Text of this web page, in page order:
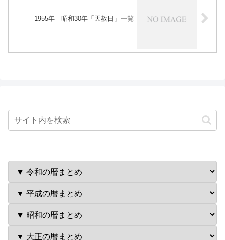
1955年｜昭和30年「天赦日」一覧